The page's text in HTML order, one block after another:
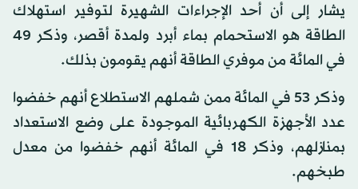
يشار إلى أن أحد الإجراءات الشهيرة لتوفير استهلاك
الطاقة هو الاستحمام بماء أبرد ولمدة أقصر، وذكر 49
في المائة من موفري الطاقة أنهم يقومون بذلك.
وذكر 53 في المائة ممن شملهم الاستطلاع أنهم خفضوا
عدد الأجهزة الكهربائية الموجودة على وضع الاستعداد
بمنازلهم، وذكر 18 في المائة أنهم خفضوا من معدل
طبخهم.